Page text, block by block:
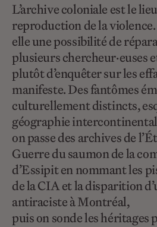
L’archive coloniale est le
reproduction de la
elle une possibilité de
plusieurs chercheur·euses
plutôt d’enquêter sur les
manifeste. Des fantômes
culturellement distincts,
géographie
on passe des archives de
Guerre du saumon de la
d’Essipit en nommant les
de la CIA et la disparition
antiraciste à Montréal,
puis on sonde les héritages